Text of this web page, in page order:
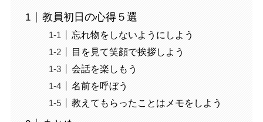
教員初日の心得５選
忘れ物をしないようにしよう
目を見て笑顔で挨拶しよう
会話を楽しもう
名前を呼ぼう
教えてもらったことはメモをしよう